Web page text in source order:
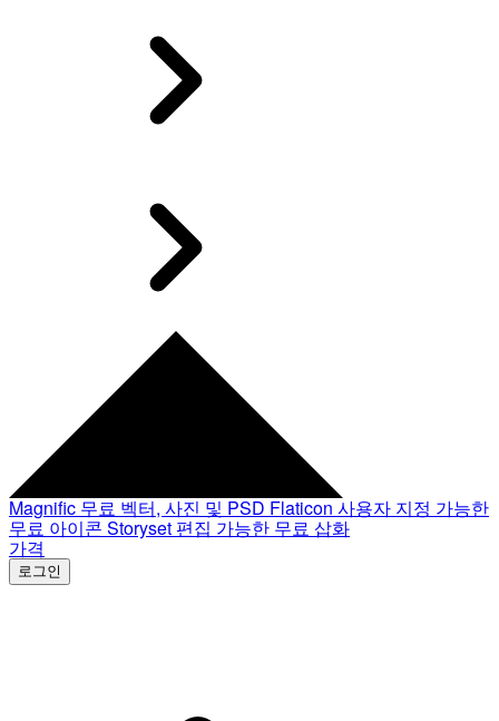
Magnific 무료 벡터, 사진 및 PSD Flaticon 사용자 지정 가능한
무료 아이콘 Storyset 편집 가능한 무료 삽화
가격
로그인